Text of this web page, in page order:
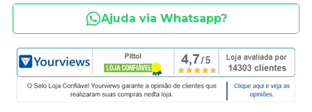
Ajuda via Whatsapp?